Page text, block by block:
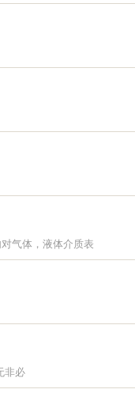
气体，液体介质表
非必